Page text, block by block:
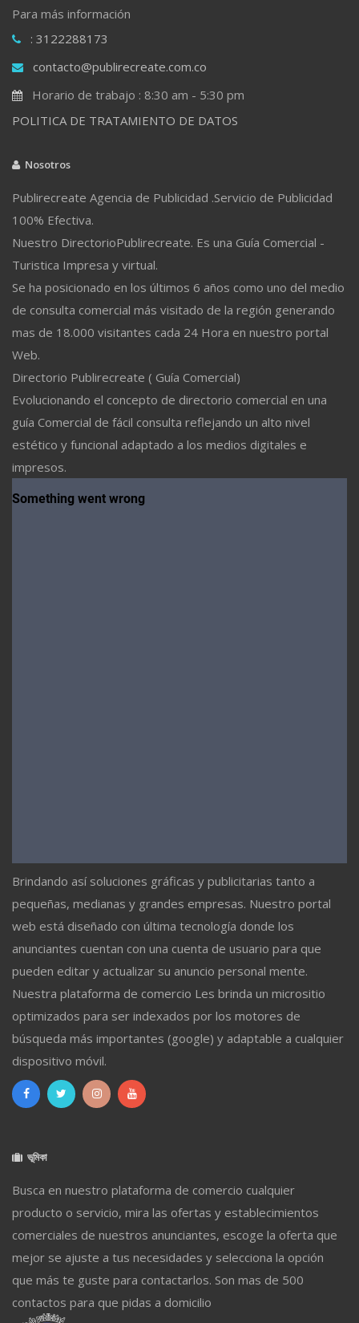
Para más información
: 3122288173
contacto@publirecreate.com.co
Horario de trabajo : 8:30 am - 5:30 pm
POLITICA DE TRATAMIENTO DE DATOS
Nosotros
Publirecreate Agencia de Publicidad .Servicio de Publicidad
100% Efectiva.
Nuestro DirectorioPublirecreate. Es una Guía Comercial -
Turistica Impresa y virtual.
Se ha posicionado en los últimos 6 años como uno del medio
de consulta comercial más visitado de la región generando
mas de 18.000 visitantes cada 24 Hora en nuestro portal
Web.
Directorio Publirecreate ( Guía Comercial)
Evolucionando el concepto de directorio comercial en una
guía Comercial de fácil consulta reflejando un alto nivel
estético y funcional adaptado a los medios digitales e
impresos.
Brindando así soluciones gráficas y publicitarias tanto a
pequeñas, medianas y grandes empresas. Nuestro portal
web está diseñado con última tecnología donde los
anunciantes cuentan con una cuenta de usuario para que
pueden editar y actualizar su anuncio personal mente.
Nuestra plataforma de comercio Les brinda un micrositio
optimizados para ser indexados por los motores de
búsqueda más importantes (google) y adaptable a cualquier
dispositivo móvil.
ভূমিকা
Busca en nuestro plataforma de comercio cualquier
producto o servicio, mira las ofertas y establecimientos
comerciales de nuestros anunciantes, escoge la oferta que
mejor se ajuste a tus necesidades y selecciona la opción
que más te guste para contactarlos. Son mas de 500
contactos para que pidas a domicilio